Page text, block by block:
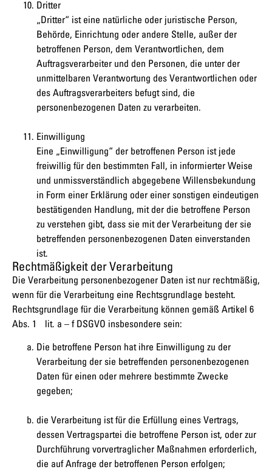
Dritter
„Dritter“ ist eine natürliche oder juristische Person,
Behörde, Einrichtung oder andere Stelle, außer der
betroffenen Person, dem Verantwortlichen, dem
Auftragsverarbeiter und den Personen, die unter der
unmittelbaren Verantwortung des Verantwortlichen oder
des Auftragsverarbeiters befugt sind, die
personenbezogenen Daten zu verarbeiten.
Einwilligung
Eine „Einwilligung“ der betroffenen Person ist jede
freiwillig für den bestimmten Fall, in informierter Weise
und unmissverständlich abgegebene Willensbekundung
in Form einer Erklärung oder einer sonstigen eindeutigen
bestätigenden Handlung, mit der die betroffene Person
zu verstehen gibt, dass sie mit der Verarbeitung der sie
betreffenden personenbezogenen Daten einverstanden
ist.
Rechtmäßigkeit der Verarbeitung
Die Verarbeitung personenbezogener Daten ist nur rechtmäßig,
wenn für die Verarbeitung eine Rechtsgrundlage besteht.
Rechtsgrundlage für die Verarbeitung können gemäß Artikel 6
Abs. 1 lit. a – f DSGVO insbesondere sein:
Die betroffene Person hat ihre Einwilligung zu der
Verarbeitung der sie betreffenden personenbezogenen
Daten für einen oder mehrere bestimmte Zwecke
gegeben;
die Verarbeitung ist für die Erfüllung eines Vertrags,
dessen Vertragspartei die betroffene Person ist, oder zur
Durchführung vorvertraglicher Maßnahmen erforderlich,
die auf Anfrage der betroffenen Person erfolgen;